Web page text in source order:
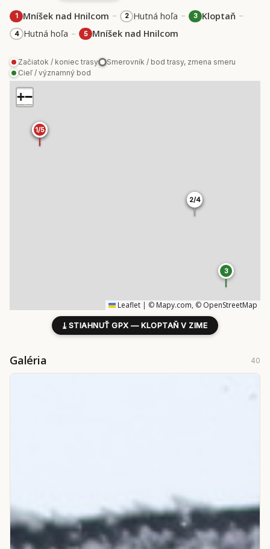
1 Mníšek nad Hnilcom – 2 Hutná hoľa – 3 Kloptaň –
4 Hutná hoľa – 5 Mníšek nad Hnilcom
Začiatok / koniec trasy
Smerovník / bod trasy, zmena smeru
Cieľ / významný bod
1/5
2/4
3
2/4
1/5
+−
Leaflet | © Mapy.com, © OpenStreetMap
⤓ STIAHNUŤ GPX — KLOPTAŇ V ZIME
Galéria 40